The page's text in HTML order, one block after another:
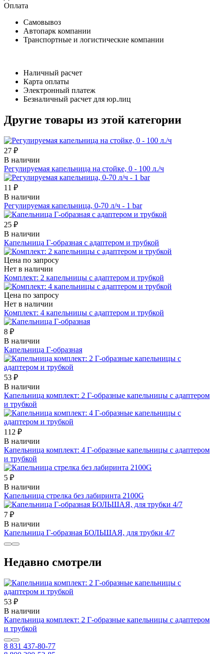
Оплата
Самовывоз
Автопарк компании
Транспортные и логистические компании
Наличный расчет
Карта оплаты
Электронный платеж
Безналичный расчет для юр.лиц
Другие товары из этой категории
27 ₽
В наличии
Регулируемая капельница на стойке, 0 - 100 л./ч
11 ₽
В наличии
Регулируемая капельница, 0-70 л/ч - 1 bar
25 ₽
В наличии
Капельница Г-образная с адаптером и трубкой
Цена по запросу
Нет в наличии
Комплект: 2 капельницы с адаптером и трубкой
Цена по запросу
Нет в наличии
Комплект: 4 капельницы с адаптером и трубкой
8 ₽
В наличии
Капельница Г-образная
53 ₽
В наличии
Капельница комплект: 2 Г-образные капельницы с адаптером
и трубкой
112 ₽
В наличии
Капельница комплект: 4 Г-образные капельницы с адаптером
и трубкой
5 ₽
В наличии
Капельница стрелка без лабиринта 2100G
7 ₽
В наличии
Капельница Г-образная БОЛЬШАЯ, для трубки 4/7
Недавно смотрели
53 ₽
В наличии
Капельница комплект: 2 Г-образные капельницы с адаптером
и трубкой
8 831 437-80-77